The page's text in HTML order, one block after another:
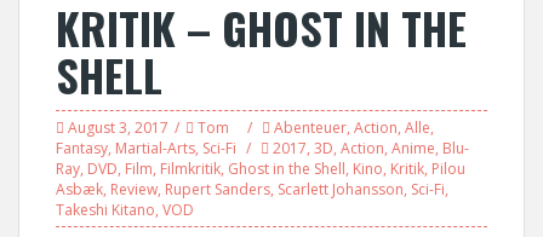
KRITIK – GHOST IN THE
SHELL
August 3, 2017 Tom Abenteuer, Action, Alle,
Fantasy, Martial-Arts, Sci-Fi 2017, 3D, Action, Anime, Blu-
Ray, DVD, Film, Filmkritik, Ghost in the Shell, Kino, Kritik, Pilou
Asbæk, Review, Rupert Sanders, Scarlett Johansson, Sci-Fi,
Takeshi Kitano, VOD